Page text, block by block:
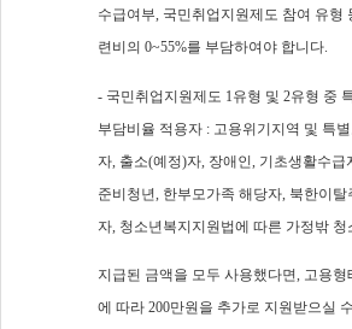
수급여부, 국민취업지원제도 참여 유형
련비의 0~55%를 부담하여야 합니다.
- 국민취업지원제도 1 유형 및 2유형 중
부담비율 적용자 : 고용위기지역 및 특
자 출소(예정)자 장애인 기초생활수급
준비청년 한부모가족 해당자 북한이탈
자, 청소년복지지원법에 따른 가정밖 청
지급된 금액을 모두 사용했다면, 고용형
에 따라 200만원을 추가로 지원받으실